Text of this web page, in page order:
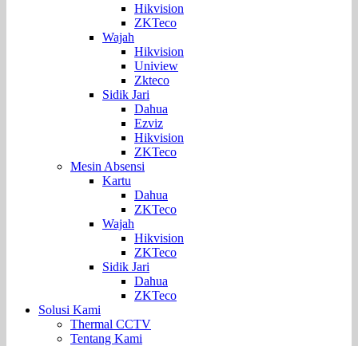
Hikvision
ZKTeco
Wajah
Hikvision
Uniview
Zkteco
Sidik Jari
Dahua
Ezviz
Hikvision
ZKTeco
Mesin Absensi
Kartu
Dahua
ZKTeco
Wajah
Hikvision
ZKTeco
Sidik Jari
Dahua
ZKTeco
Solusi Kami
Thermal CCTV
Tentang Kami